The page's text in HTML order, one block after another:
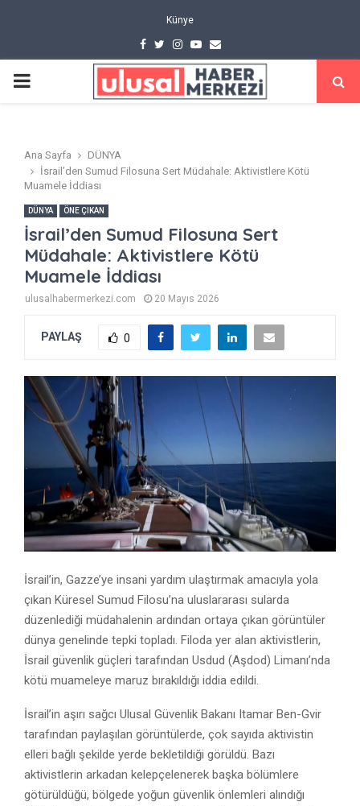
Künye
Facebook
TwitterInstagram
Youtube
Email
PRIMARY
Ana Sayfa
DÜNYA
İsrail’den Sumud Filosuna Sert Müdahale: Aktivistlere Kötü
Muamele İddiası
DÜNYA ÖNE ÇIKAN
İsrail’den Sumud Filosuna Sert
Müdahale: Aktivistlere Kötü
Muamele İddiası
ulusalhabermerkezi.com 20 Mayıs 2026
PAYLAŞ 0
İsrail’in, Gazze’ye insani yardım ulaştırmak amacıyla yola
çıkan Küresel Sumud Filosu’na uluslararası sularda
düzenlediği müdahalenin ardından ortaya çıkan görüntüler
dünya genelinde tepki topladı. Filoda yer alan aktivistlerin,
İsrail güvenlik güçleri tarafından Usdud (Aşdod) Limanı’nda
kötü muameleye maruz bırakıldığı iddia edildi.
İsrail’in aşırı sağcı Ulusal Güvenlik Bakanı Itamar Ben-Gvir
tarafından paylaşılan görüntülerde, çok sayıda aktivistin
elleri bağlı şekilde yerde bekletildiği görüldü. Bazı
aktivistlerin arkadan kelepçelenerek başka bölümlere
götürüldüğü, bölgede yoğun güvenlik önlemleri alındığı